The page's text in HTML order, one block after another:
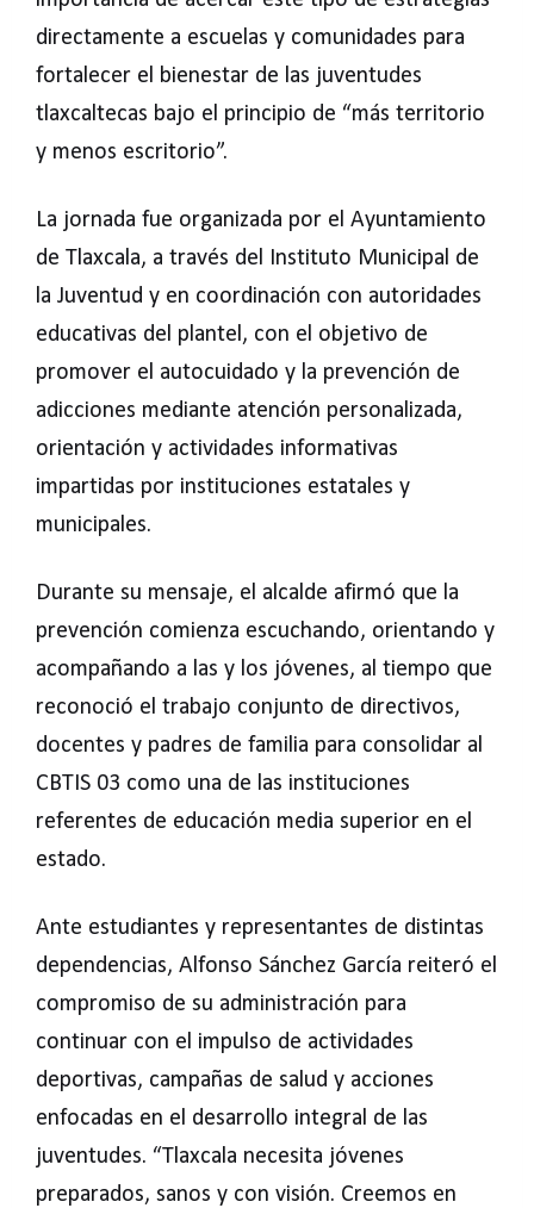
directamente a escuelas y comunidades para
fortalecer el bienestar de las juventudes
tlaxcaltecas bajo el principio de “más territorio
y menos escritorio”.
La jornada fue organizada por el Ayuntamiento
de Tlaxcala, a través del Instituto Municipal de
la Juventud y en coordinación con autoridades
educativas del plantel, con el objetivo de
promover el autocuidado y la prevención de
adicciones mediante atención personalizada,
orientación y actividades informativas
impartidas por instituciones estatales y
municipales.
Durante su mensaje, el alcalde afirmó que la
prevención comienza escuchando, orientando y
acompañando a las y los jóvenes, al tiempo que
reconoció el trabajo conjunto de directivos,
docentes y padres de familia para consolidar al
CBTIS 03 como una de las instituciones
referentes de educación media superior en el
estado.
Ante estudiantes y representantes de distintas
dependencias, Alfonso Sánchez García reiteró el
compromiso de su administración para
continuar con el impulso de actividades
deportivas, campañas de salud y acciones
enfocadas en el desarrollo integral de las
juventudes. “Tlaxcala necesita jóvenes
preparados, sanos y con visión. Creemos en